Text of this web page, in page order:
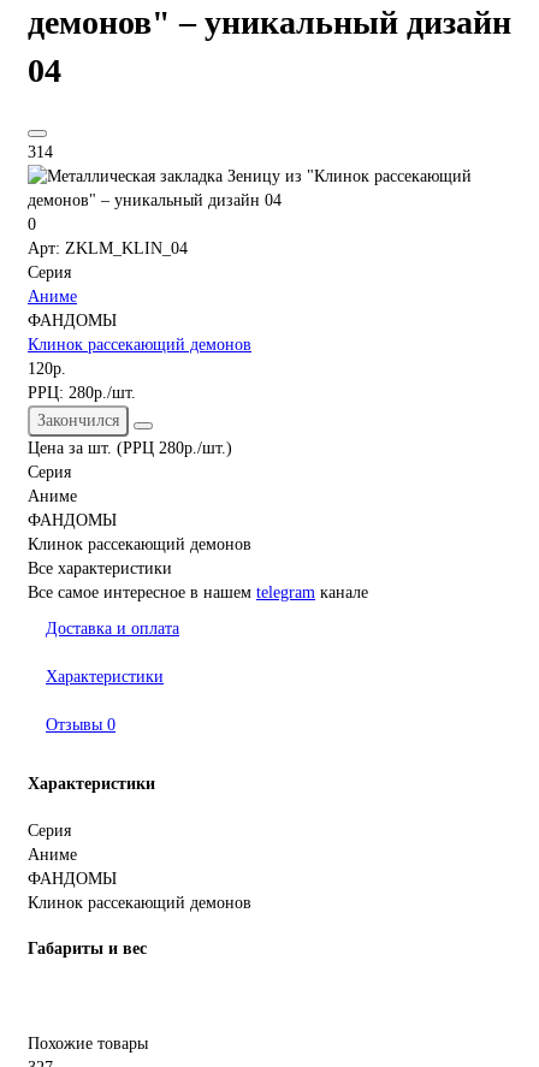
демонов" – уникальный дизайн
04
314
0
Арт: ZKLM_KLIN_04
Серия
Аниме
ФАНДОМЫ
Клинок рассекающий демонов
120р.
РРЦ: 280р./шт.
Закончился
Цена за шт. (РРЦ 280р./шт.)
Серия
Аниме
ФАНДОМЫ
Клинок рассекающий демонов
Все характеристики
Все самое интересное в нашем telegram канале
Доставка и оплата
Характеристики
Отзывы 0
Характеристики
Серия
Аниме
ФАНДОМЫ
Клинок рассекающий демонов
Габариты и вес
Похожие товары